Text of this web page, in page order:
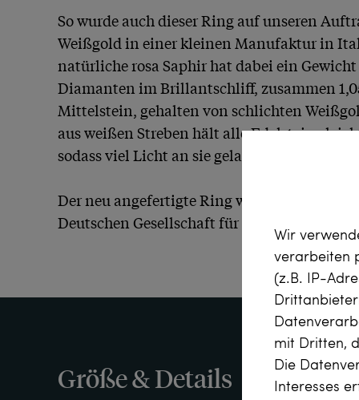
So wurde auch dieser Ring auf unseren
Weißgold in einer kleinen Manufaktur in
natürliche rosa Saphir hat dabei ein Gewicht
Diamanten im Brillantschliff, zusammen
Mittelstein, gehalten von schlichten
aus weißen Streben hält alle Edelsteine
sodass viel Licht an sie gelangt.
Der neu angefertigte Ring wird mit einem
Deutschen Gesellschaft für
Größe & Details
Wir
verarbeiten
(z.B. IP-
mit Dritten,
Die
Interesses